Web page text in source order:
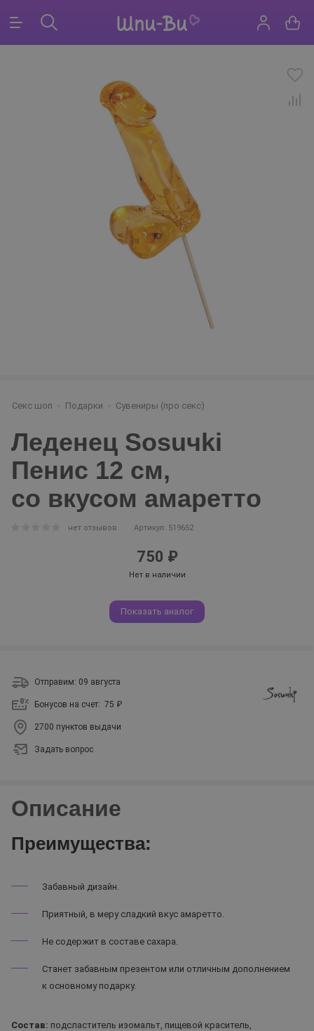
Секс шоп Подарки Сувениры (про секс)
Леденец Sosuчki
Пенис 12 см,
со вкусом амаретто
нет отзывов Артикул: 519652
750 ₽
Нет в наличии
Показать аналог
Отправим: 09 августа
Бонусов на счет: 75 ₽
2700 пунктов выдачи
Задать вопрос
Описание
Преимущества:
Забавный дизайн.
Приятный, в меру сладкий вкус амаретто.
Не содержит в составе сахара.
Станет забавным презентом или отличным дополнением
к основному подарку.
Состав: подсластитель изомальт, пищевой краситель,